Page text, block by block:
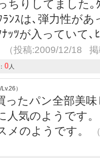
ちりしてました｡
ﾝｽは､弾力性があ
ｯﾂが入っていて
（投稿:2009/12/18
0人
）
ったパン全部美
人気のようです
メのようです。